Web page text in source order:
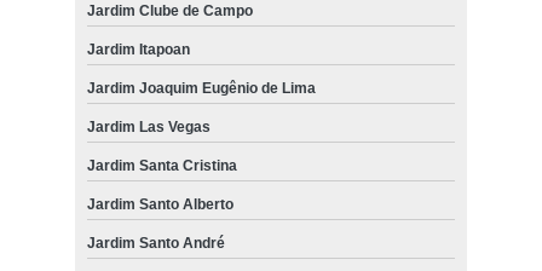
Jardim Clube de Campo
Jardim Itapoan
Jardim Joaquim Eugênio de Lima
Jardim Las Vegas
Jardim Santa Cristina
Jardim Santo Alberto
Jardim Santo André